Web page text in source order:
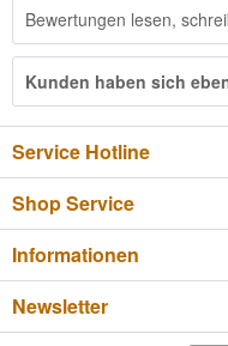
Bewertungen lesen,
Kunden haben sich
Service Hotline
Shop Service
Informationen
Newsletter